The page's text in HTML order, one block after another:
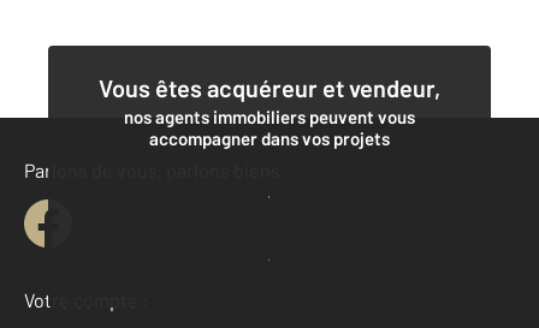
Vous êtes acquéreur et vendeur,
nos agents immobiliers peuvent vous
accompagner dans vos projets
Contacter l'agence
Demander une estimation
Parlons de vous, parlons biens
Votre compte :